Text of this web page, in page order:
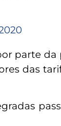
parte da
das